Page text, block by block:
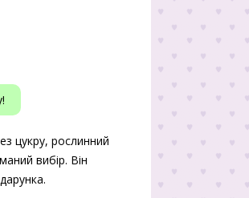
цукру, рослинний
вибір. Він